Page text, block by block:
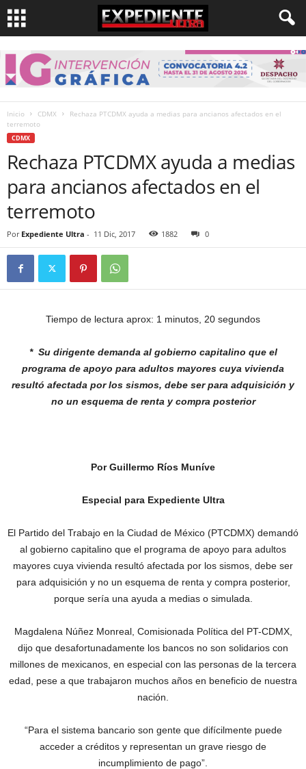
Inicio CDMX
Rechaza PTCDMX ayuda a medias para ancianos afectados en el
terremoto
CDMX
Rechaza PTCDMX ayuda a medias
para ancianos afectados en el
terremoto
Por Expediente Ultra - 11 Dic, 2017 1882 0
Tiempo de lectura aprox: 1 minutos, 20 segundos
* Su dirigente demanda al gobierno capitalino que el
programa de apoyo para adultos mayores cuya vivienda
resultó afectada por los sismos, debe ser para adquisición y
no un esquema de renta y compra posterior
Por Guillermo Ríos Muníve
Especial para Expediente Ultra
El Partido del Trabajo en la Ciudad de México (PTCDMX) demandó
al gobierno capitalino que el programa de apoyo para adultos
mayores cuya vivienda resultó afectada por los sismos, debe ser
para adquisición y no un esquema de renta y compra posterior,
porque sería una ayuda a medias o simulada.
Magdalena Núñez Monreal, Comisionada Política del PT-CDMX,
dijo que desafortunadamente los bancos no son solidarios con
millones de mexicanos, en especial con las personas de la tercera
edad, pese a que trabajaron muchos años en beneficio de nuestra
nación.
“Para el sistema bancario son gente que difícilmente puede
acceder a créditos y representan un grave riesgo de
incumplimiento de pago”.